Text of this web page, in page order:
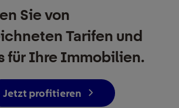
Sie von
Tarifen und
für Ihre Immobilien.
Jetzt profitieren